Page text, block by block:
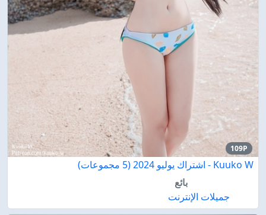
109P
Kuuko W - اشتراك يوليو 2024 (5 مجموعات)
بائع
جميلات الإنترنت